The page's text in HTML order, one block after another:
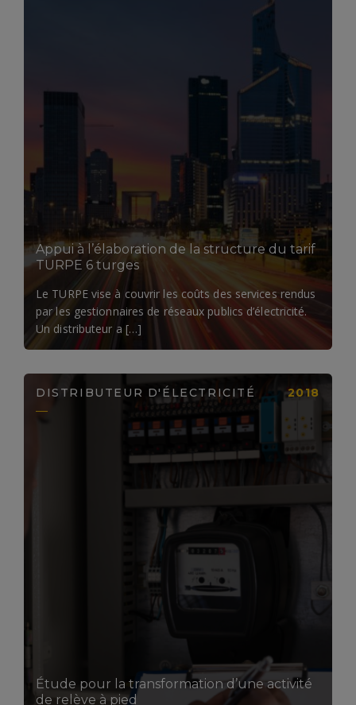
Appui à l’élaboration de la structure du tarif
TURPE 6 turges
Le TURPE vise à couvrir les coûts des services rendus
par les gestionnaires de réseaux publics d’électricité.
Un distributeur a […]
DISTRIBUTEUR D'ÉLECTRICITÉ 2018
Étude pour la transformation d’une activité
de relève à pied
LIRE LA SUITE